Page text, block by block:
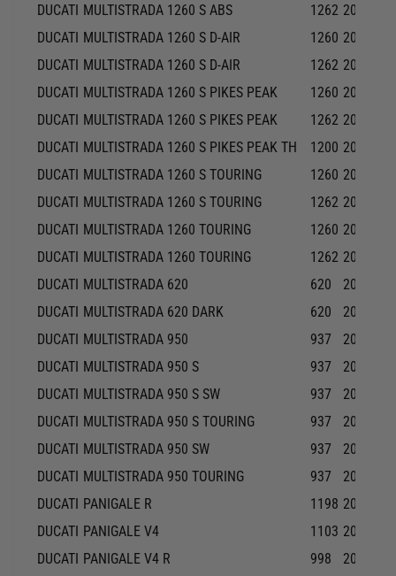
DUCATI MULTISTRADA 1260 S ABS 1262 2018-
DUCATI MULTISTRADA 1260 S D-AIR 1260 2018-
DUCATI MULTISTRADA 1260 S D-AIR 1262 2019-
DUCATI MULTISTRADA 1260 S PIKES PEAK 1260 2020-
DUCATI MULTISTRADA 1260 S PIKES PEAK 1262 2018-
DUCATI MULTISTRADA 1260 S PIKES PEAK TH 1200 2018-
DUCATI MULTISTRADA 1260 S TOURING 1260 2020-
DUCATI MULTISTRADA 1260 S TOURING 1262 2018-
DUCATI MULTISTRADA 1260 TOURING 1260 2020-
DUCATI MULTISTRADA 1260 TOURING 1262 2018-
DUCATI MULTISTRADA 620 620
2006-
DUCATI MULTISTRADA 620 DARK 620
2006-
DUCATI MULTISTRADA 950 937
2017-
DUCATI MULTISTRADA 950 S 937
2019-
DUCATI MULTISTRADA 950 S SW 937
2019-
DUCATI MULTISTRADA 950 S TOURING 937
2019-
DUCATI MULTISTRADA 950 SW 937
2018-
DUCATI MULTISTRADA 950 TOURING 937
2017-
DUCATI PANIGALE R 1198 2015-
DUCATI PANIGALE V4 1103 2018-
DUCATI PANIGALE V4 R 998
2019-